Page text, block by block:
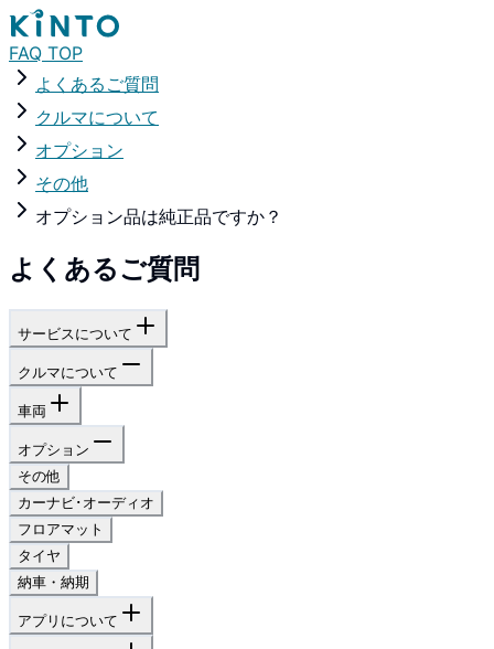
FAQ TOP
よくあるご質問
クルマについて
オプション
その他
オプション品は純正品ですか？
よくあるご質問
サービスについて
クルマについて
車両
オプション
その他
カーナビ･オーディオ
フロアマット
タイヤ
納車・納期
アプリについて